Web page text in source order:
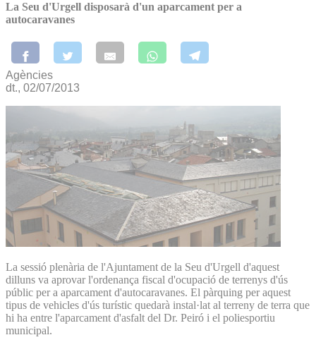
La Seu d'Urgell disposarà d'un aparcament per a
autocaravanes
Agències
dt., 02/07/2013
La sessió plenària de l'Ajuntament de la Seu d'Urgell d'aquest
dilluns va aprovar l'ordenança fiscal d'ocupació de terrenys d'ús
públic per a aparcament d'autocaravanes. El pàrquing per aquest
tipus de vehicles d'ús turístic quedarà instal·lat al terreny de terra que
hi ha entre l'aparcament d'asfalt del Dr. Peiró i el poliesportiu
municipal.